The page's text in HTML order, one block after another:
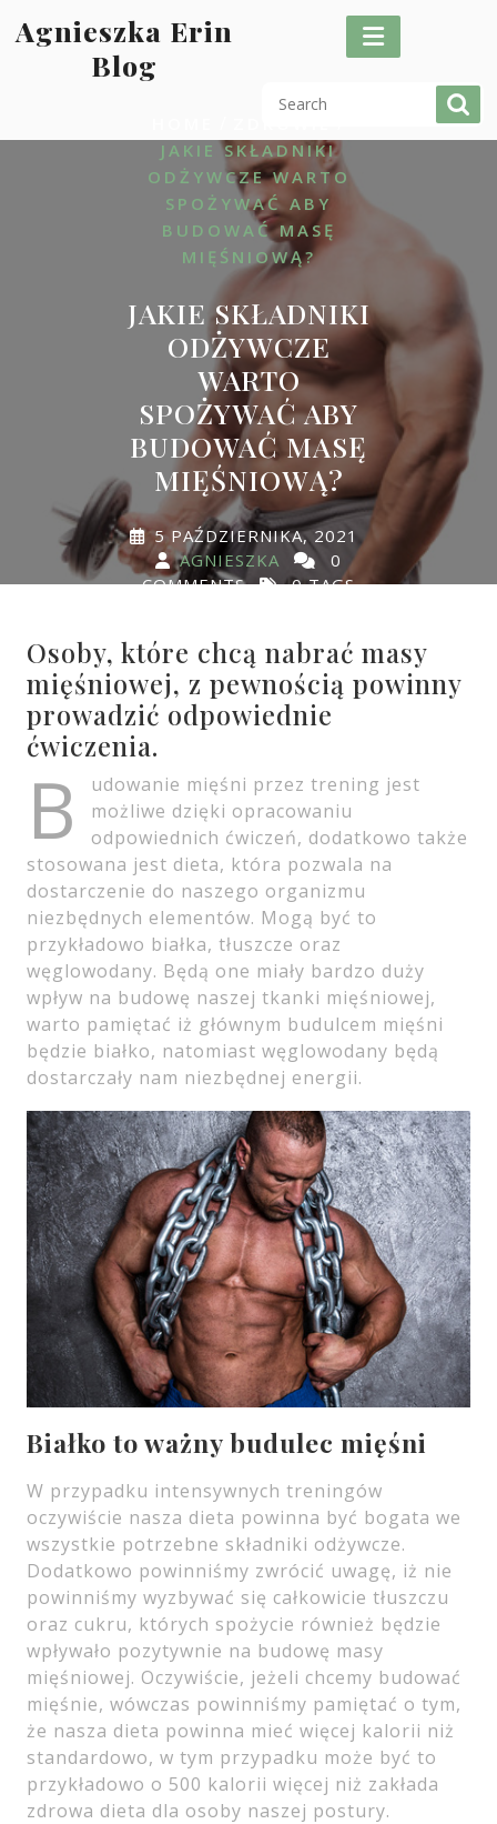
toAgnieszka Erin
Blog
JAKIE SKŁADNIKI
ODŻYWCZE WARTO
SPOŻYWAĆ ABY
BUDOWAĆ MASĘ
MIĘŚNIOWĄ?
JAKIE SKŁADNIKI
ODŻYWCZE
WARTO
SPOŻYWAĆ ABY
BUDOWAĆ MASĘ
MIĘŚNIOWĄ?
5 PAŹDZIERNIKA, 2021
AGNIESZKA
0
COMMENTS
0 TAGS
Osoby, które chcą nabrać masy
mięśniowej, z pewnością powinny
prowadzić odpowiednie
ćwiczenia.
B
udowanie mięśni przez trening jest
możliwe dzięki opracowaniu
odpowiednich ćwiczeń, dodatkowo także
stosowana jest dieta, która pozwala na
dostarczenie do naszego organizmu
niezbędnych elementów. Mogą być to
przykładowo białka, tłuszcze oraz
węglowodany. Będą one miały bardzo duży
wpływ na budowę naszej tkanki mięśniowej,
warto pamiętać iż głównym budulcem mięśni
będzie białko, natomiast węglowodany będą
dostarczały nam niezbędnej energii.
Białko to ważny budulec mięśni
W przypadku intensywnych treningów
oczywiście nasza dieta powinna być bogata we
wszystkie potrzebne składniki odżywcze.
Dodatkowo powinniśmy zwrócić uwagę, iż nie
powinniśmy wyzbywać się całkowicie tłuszczu
oraz cukru, których spożycie również będzie
wpływało pozytywnie na budowę masy
mięśniowej. Oczywiście, jeżeli chcemy budować
mięśnie, wówczas powinniśmy pamiętać o tym,
że nasza dieta powinna mieć więcej kalorii niż
standardowo, w tym przypadku może być to
przykładowo o 500 kalorii więcej niż zakłada
zdrowa dieta dla osoby naszej postury.